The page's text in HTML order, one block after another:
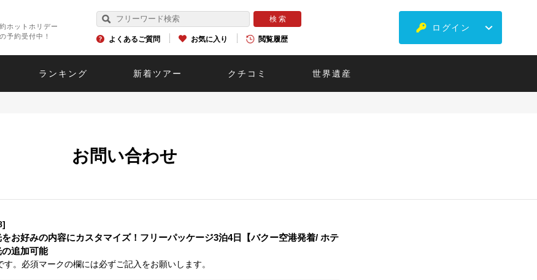
ホットホリデー
予約受付中！
よくあるご質問 お気に入り 閲覧履歴
ログイン
ランキング 新着ツアー クチコミ 世界遺産
お問い合わせ
お好みの内容にカスタマイズ！フリーパッケージ3泊4日【バクー空港発着/ ホテ
追加可能
。必須マークの欄には必ずご記入をお願いします。